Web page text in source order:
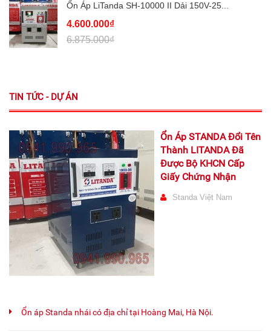
Ổn Áp LiTanda SH-10000 II Dải 150V-25...
4.600.000₫
6.875.000₫
TIN TỨC - DỰ ÁN
Ổn Áp STANDA Đổi Tên
Thành LITANDA Đã
Được Bộ KHCN Cấp
Giấy Chứng Nhận
Standa Việt Nam
Ổn áp Standa nhái có địa chỉ tại Hoàng Mai, Hà Nội.